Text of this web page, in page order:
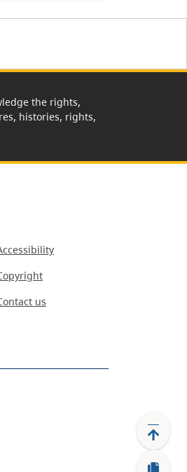
the rights,
histories, rights,
us